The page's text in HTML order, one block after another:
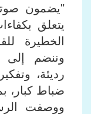
"يضمون
يتعلق
الخطيرة
وننضم إلى
رديئة،
ضباط كبار،
ووصفت